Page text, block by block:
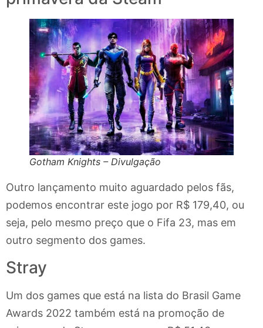
Gotham Knights – Divulgação
Outro lançamento muito aguardado pelos fãs,
podemos encontrar este jogo por R$ 179,40, ou
seja, pelo mesmo preço que o Fifa 23, mas em
outro segmento dos games.
Stray
Um dos games que está na lista do Brasil Game
Awards 2022 também está na promoção de